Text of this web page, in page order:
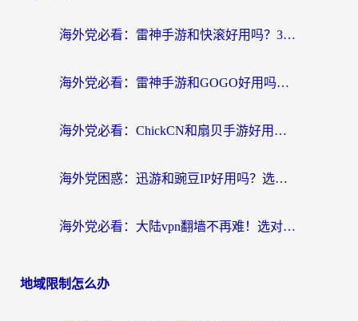
海外党必看：雷神手游和快滚好用吗？3步选对回国加速器无缝刷国内资源
海外党必看：雷神手游和GOGO好用吗？3步选对回国加速器，无缝刷剧玩原神
海外党必看：ChickCN和扇贝手游好用吗？3步选对回国加速器无缝刷国内资源
海外党困惑：迅游和豌豆IP好用吗？选对回国加速器，刷剧游戏再也不卡
海外党必看：大陆vpn翻墙不再难！选对加速器，无缝刷国内资源
地域限制怎么办